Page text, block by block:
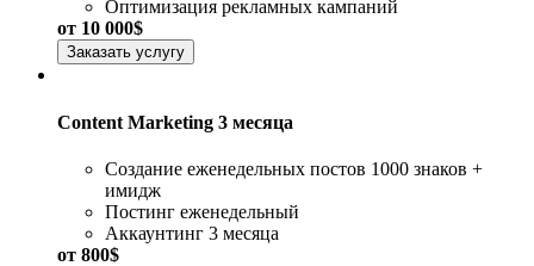
Оптимизация рекламных кампаний
от 10 000$
Заказать услугу
Content Marketing 3 месяца
Создание еженедельных постов 1000 знаков +
имидж
Постинг еженедельный
Аккаунтинг 3 месяца
от 800$